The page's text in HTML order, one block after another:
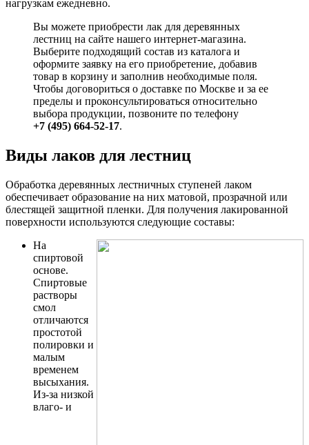
нагрузкам ежедневно.
Вы можете приобрести лак для деревянных
лестниц на сайте нашего интернет-магазина.
Выберите подходящий состав из каталога и
оформите заявку на его приобретение, добавив
товар в корзину и заполнив необходимые поля.
Чтобы договориться о доставке по Москве и за ее
пределы и проконсультироваться относительно
выбора продукции, позвоните по телефону
+7 (495) 664-52-17.
Виды лаков для лестниц
Обработка деревянных лестничных ступеней лаком
обеспечивает образование на них матовой, прозрачной или
блестящей защитной пленки. Для получения лакированной
поверхности используются следующие составы:
На
спиртовой
основе.
Спиртовые
растворы
смол
отличаются
простотой
полировки и
малым
временем
высыхания.
Из-за низкой
влаго- и